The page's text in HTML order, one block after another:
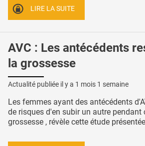
LIRE LA SUITE
AVC : Les antécédents
la grossesse
Actualité publiée il y a 1 mois 1 semaine
Les femmes ayant des antécédents
de risques d'en subir un autre pendant
grossesse , révèle cette étude